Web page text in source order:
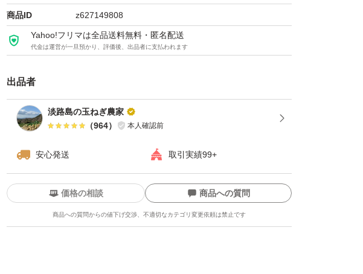
からは判別できない腐りがある場合やナマモノのため到着までに
傷む場合がございます。そのため箱に隙間がある場合はできるだ
け多めに入れさせていただきます）
#冬野菜 #玉ねぎ #淡路島 #甘い #やわらかい #ジューシー #冬たま
ねぎ #ご飯に合う #味覚 #天ぷら #すき焼き #オニオンスライス #
農家直送 #兵庫県 #新鮮 #採れたて #お取り寄せ #鮮度 #料理 #お
ー #ポトフ #春野菜
商品ID z627149808
Yahoo!フリマは全品送料無料・匿名配送
代金は運営が一旦預かり、評価後、出品者に支払われます
出品者
淡路島の玉ねぎ農家
（964） 本人確認前
安心発送 取引実績99+
価格の相談 商品への質問
商品への質問からの値下げ交渉、不適切なカテゴリ変更依頼は禁止です